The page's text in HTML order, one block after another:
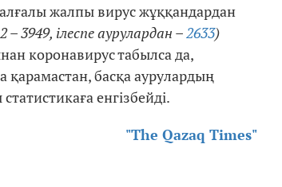
жалпы вирус жұққандардан
3949, ілеспе аурулардан –2633)
коронавирус табылса да,
басқа аурулардың
енгізбейді.
"The Qazaq Times"